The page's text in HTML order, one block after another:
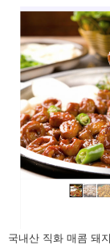
국내산 직화 매콤 돼